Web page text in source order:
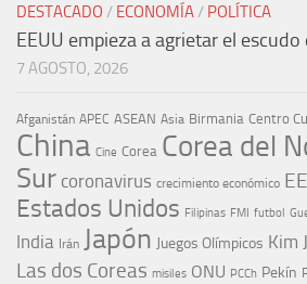
DESTACADO / ECONOMÍA / POLÍTICA
EEUU empieza a agrietar el
7 AGOSTO, 2026
Afganistán APEC ASEAN Asia Birmania Centro
China Cine Corea Corea del
Sur coronavirus crecimiento económico
Estados Unidos Filipinas FMI futbol
India Irán Japón Juegos Olímpicos Kim
Las dos Coreas misiles ONU PCCh Pekín